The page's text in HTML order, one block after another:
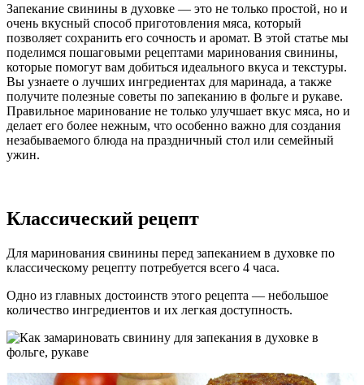
Запекание свинины в духовке — это не только простой, но и
очень вкусный способ приготовления мяса, который
позволяет сохранить его сочность и аромат. В этой статье мы
поделимся пошаговыми рецептами маринования свинины,
которые помогут вам добиться идеального вкуса и текстуры.
Вы узнаете о лучших ингредиентах для маринада, а также
получите полезные советы по запеканию в фольге и рукаве.
Правильное маринование не только улучшает вкус мяса, но и
делает его более нежным, что особенно важно для создания
незабываемого блюда на праздничный стол или семейный
ужин.
Классический рецепт
Для маринования свинины перед запеканием в духовке по
классическому рецепту потребуется всего 4 часа.
Одно из главных достоинств этого рецепта — небольшое
количество ингредиентов и их легкая доступность.